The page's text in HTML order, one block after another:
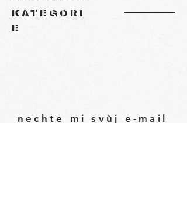
KATEGORI
E
nechte mi svůj e-mail